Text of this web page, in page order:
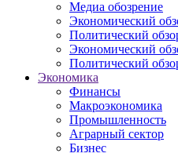
Медиа обозрение
Экономический
Политический
Экономический
Политический
Экономика
Финансы
Макроэкономика
Промышленность
Аграрный сектор
Бизнес